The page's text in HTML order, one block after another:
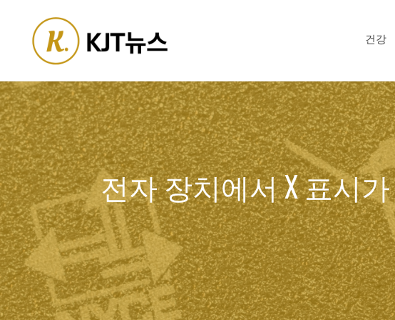
content
건강
전자 장치에서 X 표시